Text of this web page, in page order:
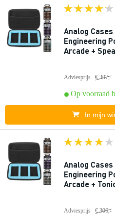
Analog Cases
Engineering
Arcade +
Adviesprijs € 307,-
Op voorraad
In mijn
Analog Cases
Engineering
Arcade +
Adviesprijs € 306,-